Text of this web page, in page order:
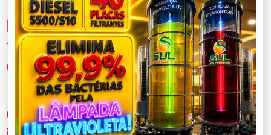
Estúdio em Presidente Olegário
transforma fitas antigas VHS
em arquivos digitais
Cemig reforça últimos dias para